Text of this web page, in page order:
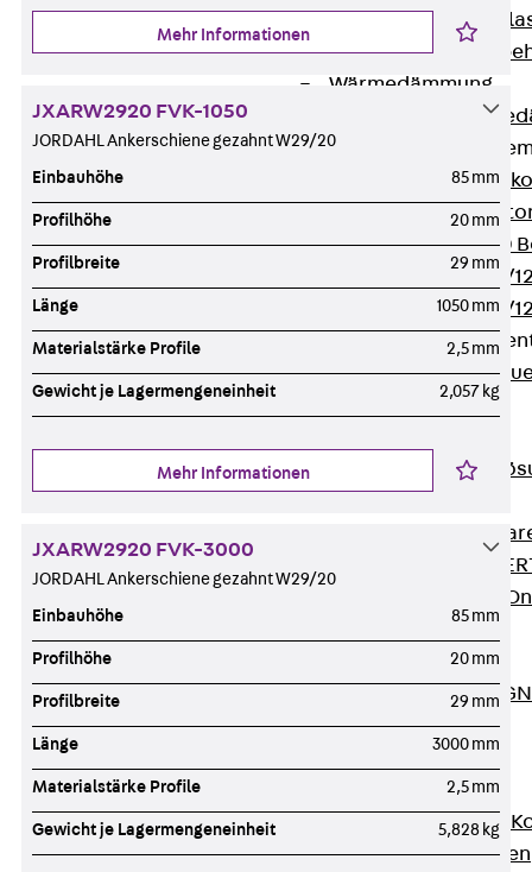
Wärmedämmung
Zurück
ISOPRO®
ISOPRO® 120
ISOPRO® 80/
ISOPRO® 80/
Zurück
ISOMUR®
Digitale
JORDAHL®
JORDAHL® JVB
ISODESIGN
FERBOX®-
CAD und BIM
Services
Beratung, Planung,
Individuelle Lösungen
Mehr Informationen
JXARW2920 FVK-1050
JORDAHL Ankerschiene gezahnt W29/20
Einbauhöhe 85 mm
Profilhöhe 20 mm
Profilbreite 29 mm
Länge 1050 mm
Materialstärke Profile 2,5 mm
Gewicht je Lagermengeneinheit 2,057 kg
Mehr Informationen
JXARW2920 FVK-3000
JORDAHL Ankerschiene gezahnt W29/20
Einbauhöhe 85 mm
Profilhöhe 20 mm
Profilbreite 29 mm
Länge 3000 mm
Materialstärke Profile 2,5 mm
Gewicht je Lagermengeneinheit 5,828 kg